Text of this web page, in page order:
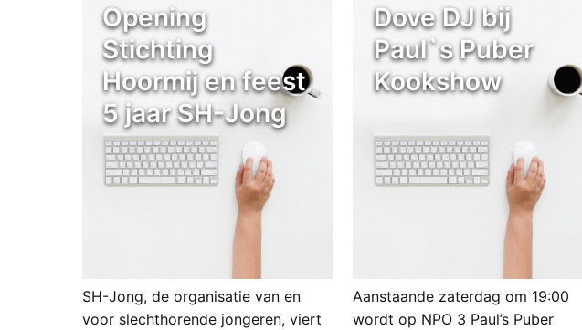
Opening
Stichting
Hoormij en feest
5 jaar SH-Jong
SH-Jong, de organisatie van en
voor slechthorende jongeren, viert
Dove DJ bij
Paul`s Puber
Kookshow
Aanstaande zaterdag om 19:00
wordt op NPO 3 Paul’s Puber